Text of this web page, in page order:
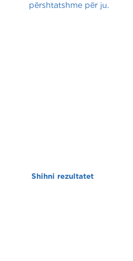
përshtatshme për ju.
Shihni rezultatet